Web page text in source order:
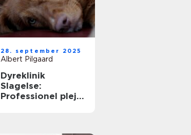
28. september 2025
Albert Pilgaard
Dyreklinik
Slagelse:
Professionel pleje